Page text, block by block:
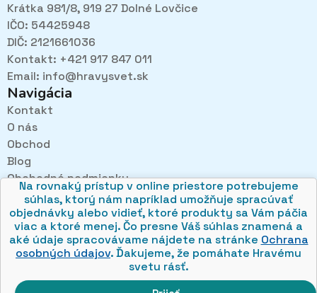
Pri návštevách kamenného obchodu pozorne
načúvame malým aj veľkým, aby sme zistili, čo sa Vám
v obchode páči najviac a mohli sa tak posúvať vpred.
Na rovnaký prístup v online priestore potrebujeme
súhlas, ktorý nám napríklad umožňuje spracúvať
objednávky alebo vidieť, ktoré produkty sa Vám páčia
viac a ktoré menej. Čo presne Váš súhlas znamená a
aké údaje spracovávame nájdete na stránke Ochrana
osobných údajov. Ďakujeme, že pomáhate Hravému
svetu rásť.
🍪
Krátka 981/8, 919 27 Dolné Lovčice
IČO: 54425948
DIČ: 2121661036
Kontakt: +421 917 847 011
Email: info@hravysvet.sk
Navigácia
Kontakt
O nás
Obchod
Blog
Obchodné podmienky
Ochrana osobných údajov
© 2026 hravysvet.sk